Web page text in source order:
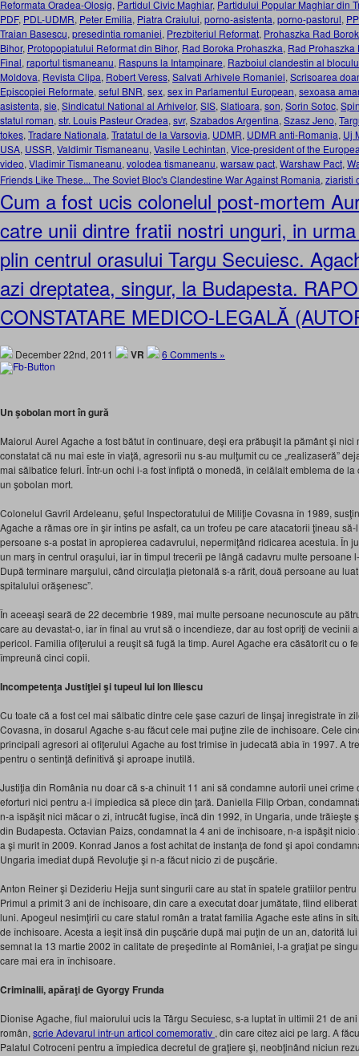
Reformata Oradea-Olosig, Partidul Civic Maghiar, Partidului Popular Maghiar din
PDF, PDL-UDMR, Peter Emilia, Piatra Craiului, porno-asistenta, porno-pastorul,
Traian Basescu, presedintia romaniei, Prezbiteriul Reformat, Prohaszka Rad
Bihor, Protopopiatului Reformat din Bihor, Rad Boroka Prohaszka, Rad Prohaszka
Final, raportul tismaneanu, Raspuns la Intampinare, Razboiul clandestin al
Moldova, Revista Clipa, Robert Veress, Salvati Arhivele Romaniei, Scrisoarea
Episcopiei Reformate, seful BNR, sex, sex in Parlamentul European, sexoasa
asistenta, sie, Sindicatul National al Arhivelor, SIS, Slatioara, son, Sorin Sotoc,
statul roman, str. Louis Pasteur Oradea, svr, Szabados Argentina, Szasz Jeno,
tokes, Tradare Nationala, Tratatul de la Varsovia, UDMR, UDMR anti-Romania, Uj
USA, USSR, Valdimir Tismaneanu, Vasile Lechintan, Vice-president of the
video, Vladimir Tismaneanu, volodea tismaneanu, warsaw pact, Warshaw Pact,
Friends Like These... The Soviet Bloc's Clandestine War Against Romania, ziaristi
Cum a fost ucis colonelul post-mortem
catre unii dintre fratii nostri unguri, in
plin centrul orasului Targu Secuiesc.
azi dreptatea, singur, la Budapesta.
CONSTATARE MEDICO-LEGALĂ
December 22nd, 2011 VR 6 Comments »
Un şobolan mort în gură
Maiorul Aurel Agache a fost bătut în continuare, deşi era prăbuşit la pământ şi
constatat că nu mai este în viaţă, agresorii nu s-au mulţumit cu ce „realizaseră”
mai sălbatice feluri. Într-un ochi i-a fost înfiptă o monedă, în celălalt emblema de
un şobolan mort.
Colonelul Gavril Ardeleanu, şeful Inspectoratului de Miliţie Covasna în 1989,
Agache a rămas ore în şir întins pe asfalt, ca un trofeu pe care atacatorii ţineau
persoane s-a postat în apropierea cadavrului, nepermiţând ridicarea acestuia. În
un marş în centrul oraşului, iar în timpul trecerii pe lângă cadavru multe persoane
După terminare marşului, când circulaţia pietonală s-a rărit, două persoane au
spitalului orăşenesc”.
În aceeaşi seară de 22 decembrie 1989, mai multe persoane necunoscute au
care au devastat-o, iar în final au vrut să o incendieze, dar au fost opriţi de vecinii
pericol. Familia ofiţerului a reuşit să fugă la timp. Aurel Agache era căsătorit cu o
împreună cinci copii.
Incompetenţa Justiţiei şi tupeul lui Ion Iliescu
Cu toate că a fost cel mai sălbatic dintre cele şase cazuri de linşaj înregistrate în
Covasna, în dosarul Agache s-au făcut cele mai puţine zile de închisoare. Cele
principali agresori ai ofiţerului Agache au fost trimise în judecată abia în 1997. A
pentru o sentinţă definitivă şi aproape inutilă.
Justiţia din România nu doar că s-a chinuit 11 ani să condamne autorii unei crime
eforturi nici pentru a-i împiedica să plece din ţară. Daniella Filip Orban,
n-a ispăşit nici măcar o zi, întrucât fugise, încă din 1992, în Ungaria, unde trăieşte
din Budapesta. Octavian Paizs, condamnat la 4 ani de închisoare, n-a ispăşit
a şi murit în 2009. Konrad Janos a fost achitat de instanţa de fond şi apoi
Ungaria imediat după Revoluţie şi n-a făcut nicio zi de puşcărie.
Anton Reiner şi Dezideriu Hejja sunt singurii care au stat în spatele gratiilor
Primul a primit 3 ani de închisoare, din care a executat doar jumătate, fiind
luni. Apogeul nesimţirii cu care statul român a tratat familia Agache este atins în
de închisoare. Acesta a ieşit însă din puşcărie după mai puţin de un an, datorită
semnat la 13 martie 2002 în calitate de preşedinte al României, l-a graţiat pe
care mai era în închisoare.
Criminalii, apăraţi de Gyorgy Frunda
Dionise Agache, fiul maiorului ucis la Târgu Secuiesc, s-a luptat în ultimii 21 de
român, scrie Adevarul intr-un articol comemorativ , din care citez aici pe larg. A
Palatul Cotroceni pentru a împiedica decretul de graţiere şi, neobţinând niciun